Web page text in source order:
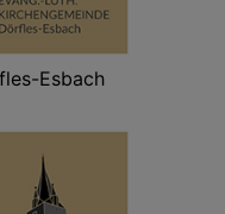
Esbach